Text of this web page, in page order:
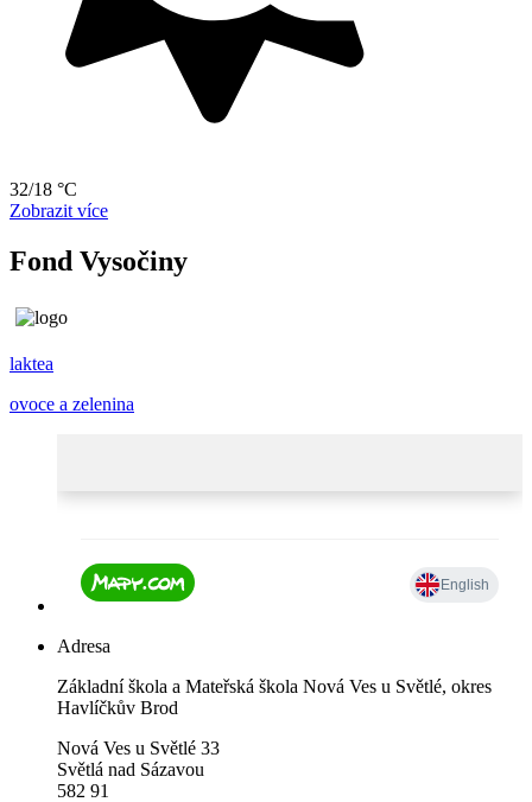
32/18 °C
Zobrazit více
Fond Vysočiny
laktea
ovoce a zelenina
Adresa
Základní škola a Mateřská škola Nová Ves u Světlé, okres
Havlíčkův Brod
Nová Ves u Světlé 33
Světlá nad Sázavou
582 91